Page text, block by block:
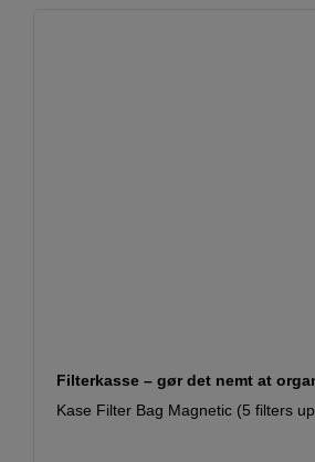
Filterkasse – gør det nemt at
Kase Filter Bag Magnetic (5 filters